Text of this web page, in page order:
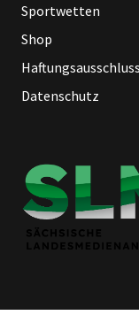
Sportwetten
Shop
Datenschutz